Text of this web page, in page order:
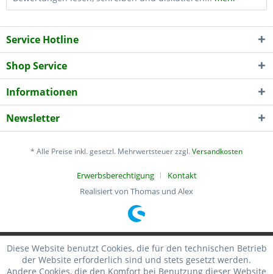
Service Hotline
Shop Service
Informationen
Newsletter
* Alle Preise inkl. gesetzl. Mehrwertsteuer zzgl.Versandkosten
Erwerbsberechtigung
Kontakt
Realisiert von Thomas und Alex
Diese Website benutzt Cookies, die für den technischen Betrieb
der Website erforderlich sind und stets gesetzt werden.
Andere Cookies, die den Komfort bei Benutzung dieser Website